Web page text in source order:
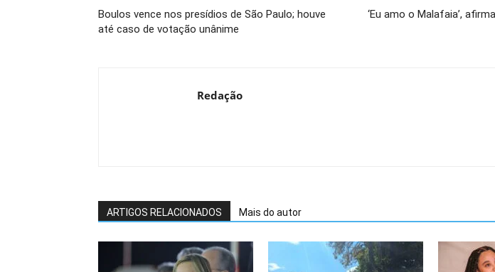
Boulos vence nos presídios de São Paulo; houve
até caso de votação unânime
‘Eu amo o Malafaia’,
Redação
ARTIGOS RELACIONADOS Mais do autor